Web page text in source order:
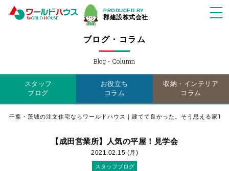
PRODUCED BY
郡建設株式会社
ブログ・コラム
Blog・Column
スタッフ
ブログ
お役立ち
コラム
収納・インテリア
コラム
千葉・茨城の注文住宅ならワールドハウス｜建てて良かった。そう思える家
【成田営業所】人気の平屋！見学会
2021.02.15 (月)
スタッフブログ